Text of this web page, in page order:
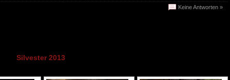
Keine Antworten »
Silvester 2013